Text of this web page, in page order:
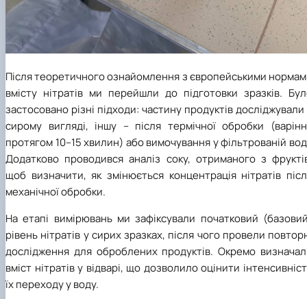
Після теоретичного ознайомлення з європейськими
вмісту нітратів ми перейшли до підготовки зразків.
застосовано різні підходи: частину продуктів досліджували
сирому вигляді, іншу – після термічної обробки
протягом 10–15 хвилин) або вимочування у фільтрованій
Додатково проводився аналіз соку, отриманого з
щоб визначити, як змінюється концентрація нітратів
механічної обробки.
На етапі вимірювань ми зафіксували початковий
рівень нітратів у сирих зразках, після чого провели
дослідження для оброблених продуктів. Окремо
вміст нітратів у відварі, що дозволило оцінити
їх переходу у воду.